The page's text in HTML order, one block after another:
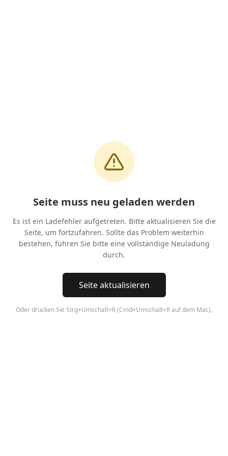
Seite muss neu geladen werden
Es ist ein Ladefehler aufgetreten. Bitte aktualisieren Sie die
Seite, um fortzufahren. Sollte das Problem weiterhin
bestehen, führen Sie bitte eine vollständige Neuladung
durch.
Seite aktualisieren
Oder drücken Sie Strg+Umschalt+R (Cmd+Umschalt+R auf dem Mac).